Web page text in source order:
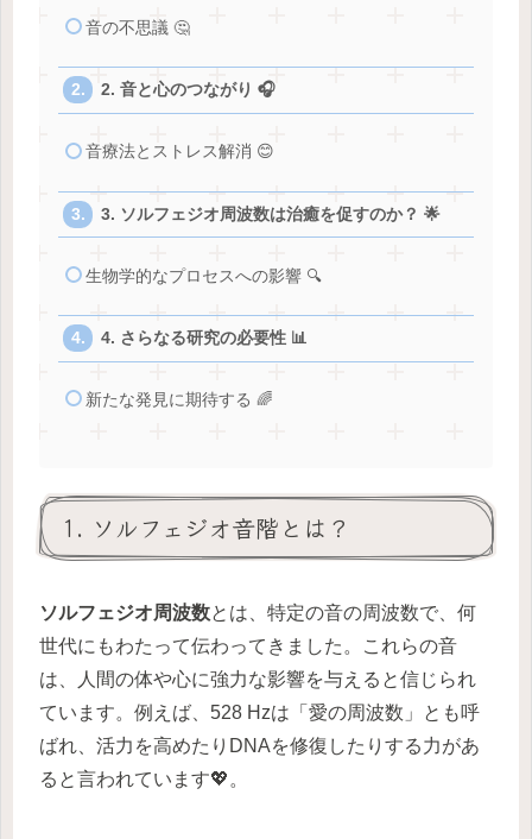
音の不思議 🤔
2. 音と心のつながり 🎧
音療法とストレス解消 😊
3. ソルフェジオ周波数は治癒を促すのか？ 🌟
生物学的なプロセスへの影響 🔍
4. さらなる研究の必要性 📊
新たな発見に期待する 🌈
1. ソルフェジオ音階とは？
ソルフェジオ周波数とは、特定の音の周波数で、何
世代にもわたって伝わってきました。これらの音
は、人間の体や心に強力な影響を与えると信じられ
ています。例えば、528 Hzは「愛の周波数」とも呼
ばれ、活力を高めたりDNAを修復したりする力があ
ると言われています💖。